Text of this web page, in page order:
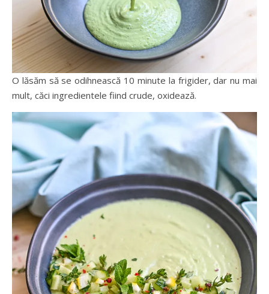
O lăsăm să se odihnească 10 minute la frigider, dar nu mai
mult, căci ingredientele fiind crude, oxidează.